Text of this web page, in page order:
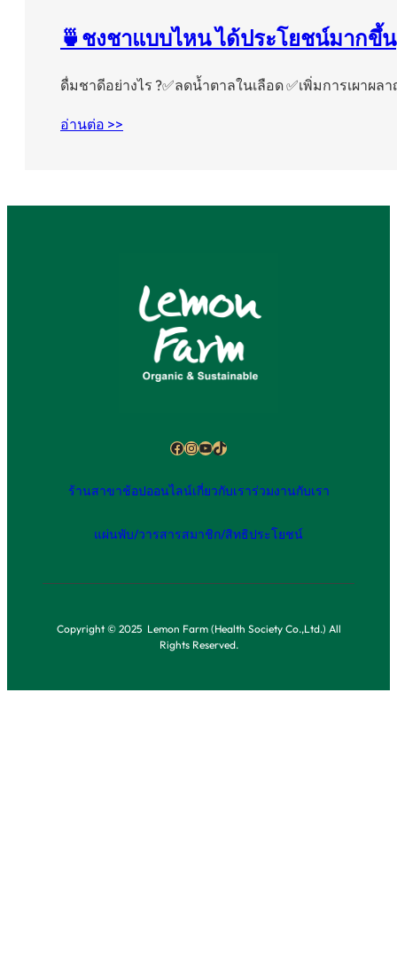
🍵ชงชาแบบไหน ได้ประโยชน์มากขึ้น
ดื่มชาดีอย่างไร ?✅ลดน้ำตาลในเลือด ✅เพิ่มการเผาผ
อ่านต่อ >>
Facebook
Instagram
YouTube
TikTok
ร้านสาขาช้อปออนไลน์เกี่ยวกับเราร่วมงานกับเรา
แผ่นพับ/วารสารสมาชิก/สิทธิประโยชน์
Copyright © 2025 Lemon Farm (Health Society Co.,Ltd.) All
Rights Reserved.